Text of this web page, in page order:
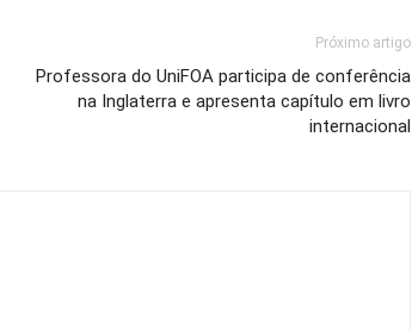
Próximo artigo
Professora do UniFOA participa de conferência
na Inglaterra e apresenta capítulo em livro
internacional